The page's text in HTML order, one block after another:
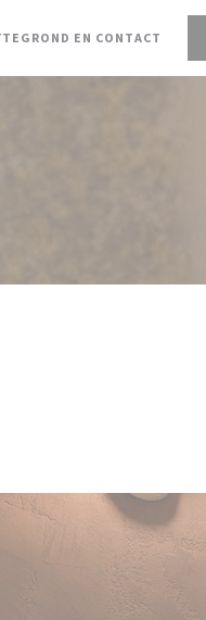
IN EEN NIEUW VENSTER))
EN CONTACT